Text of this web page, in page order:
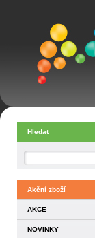
Hledat
Akční zboží
AKCE
NOVINKY